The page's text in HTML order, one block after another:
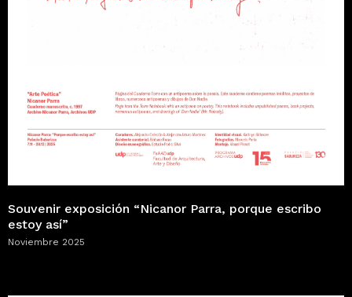
Souvenir exposición “Nicanor Parra, porque escribo
estoy así”
Noviembre 2025